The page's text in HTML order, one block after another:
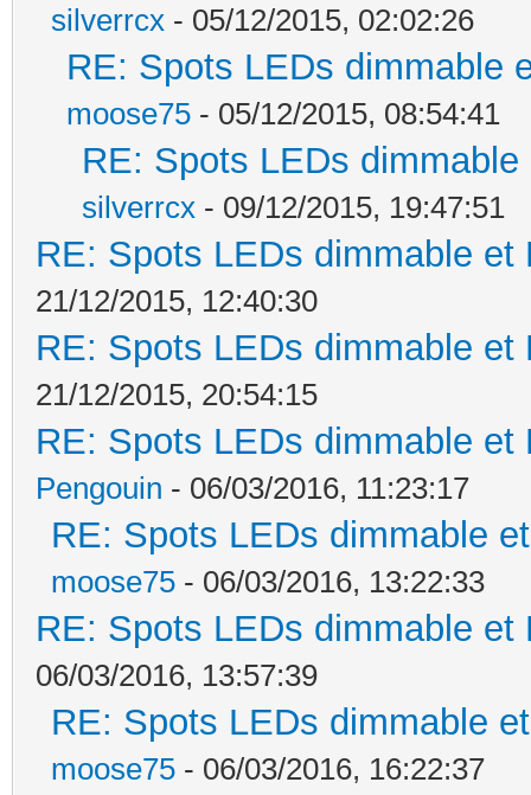
silverrcx - 05/12/2015, 02:02:26
RE: Spots LEDs dimmable
moose75 - 05/12/2015, 08:54:41
RE: Spots LEDs
silverrcx - 09/12/2015, 19:47:51
RE: Spots LEDs dimmable
21/12/2015, 12:40:30
RE: Spots LEDs dimmable
21/12/2015, 20:54:15
RE: Spots LEDs dimmable
Pengouin - 06/03/2016, 11:23:17
RE: Spots LEDs dimmable
moose75 - 06/03/2016, 13:22:33
RE: Spots LEDs dimmable
06/03/2016, 13:57:39
RE: Spots LEDs dimmable
moose75 - 06/03/2016, 16:22:37